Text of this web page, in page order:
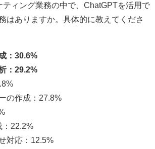
ティング業務の中で、ChatGPTを活用で
はありますか。具体的に教えてくださ
：30.6%
：29.2%
の作成：27.8%
：22.2%
対応：12.5%